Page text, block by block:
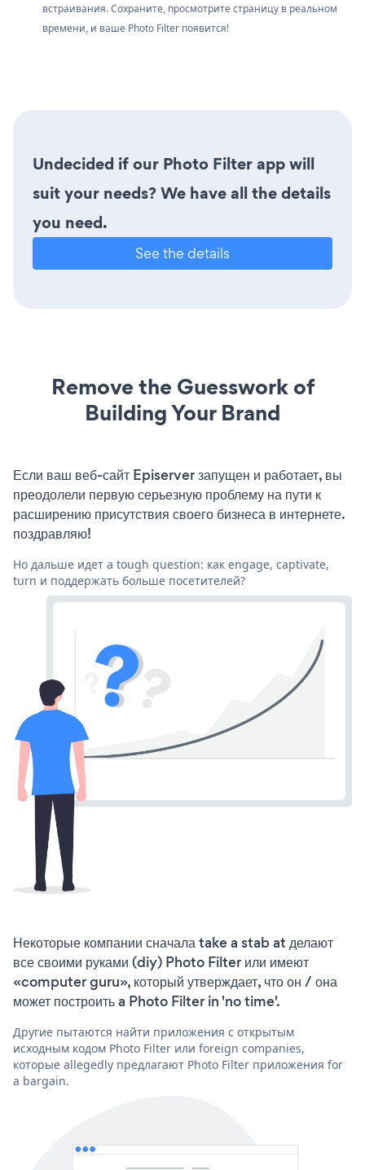
встраивания. Сохраните, просмотрите страницу в реальном
времени, и ваше Photo Filter появится!
Undecided if our Photo Filter app will
suit your needs? We have all the details
you need.
See the details
Remove the Guesswork of
Building Your Brand
Если ваш веб-сайт Episerver запущен и работает, вы
преодолели первую серьезную проблему на пути к
расширению присутствия своего бизнеса в интернете.
поздравляю!
Но дальше идет a tough question: как engage, captivate,
turn и поддержать больше посетителей?
Некоторые компании сначала take a stab at делают
все своими руками (diy) Photo Filter или имеют
«computer guru», который утверждает, что он / она
может построить a Photo Filter in 'no time'.
Другие пытаются найти приложения с открытым
исходным кодом Photo Filter или foreign companies,
которые allegedly предлагают Photo Filter приложения for
a bargain.